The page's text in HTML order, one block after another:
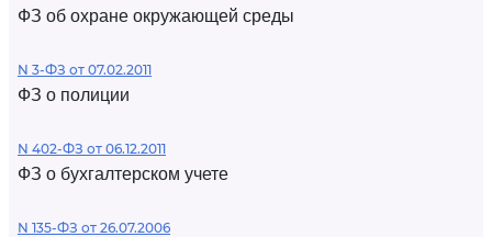
ФЗ об охране окружающей среды
N 3-ФЗ от 07.02.2011
ФЗ о полиции
N 402-ФЗ от 06.12.2011
ФЗ о бухгалтерском учете
N 135-ФЗ от 26.07.2006